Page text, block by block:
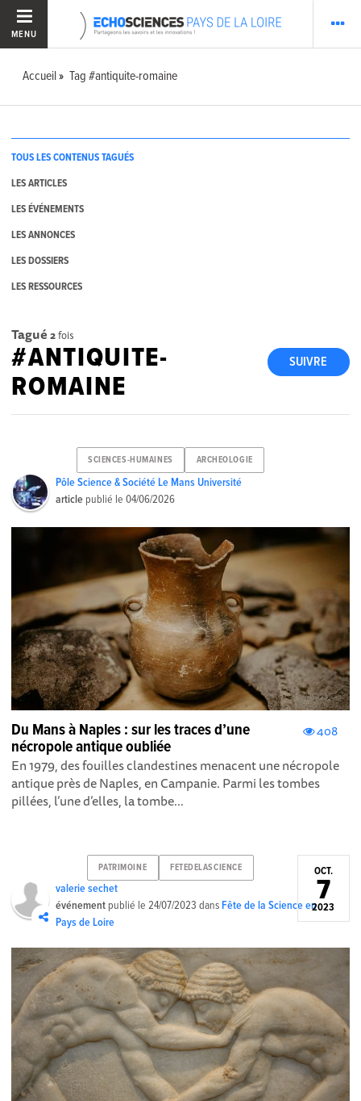
MENU
Accueil Tag #antiquite-romaine
TOUS LES CONTENUS TAGUÉS
LES ARTICLES
LES ÉVÉNEMENTS
LES ANNONCES
LES DOSSIERS
LES RESSOURCES
Tagué 2fois
SUIVRE
#ANTIQUITE-
ROMAINE
SCIENCES-HUMAINES ARCHEOLOGIE
Pôle Science & Société Le Mans Université
article publié le04/06/2026
408
Du Mans à Naples : sur les traces d’une
nécropole antique oubliée
En 1979, des fouilles clandestines menacent une nécropole
antique près de Naples, en Campanie. Parmi les tombes
pillées, l’une d’elles, la tombe...
PATRIMOINE FETEDELASCIENCE
valerie sechet
événement publié le24/07/2023 dansFête de la Science en
Pays de Loire
OCT.
7
2023